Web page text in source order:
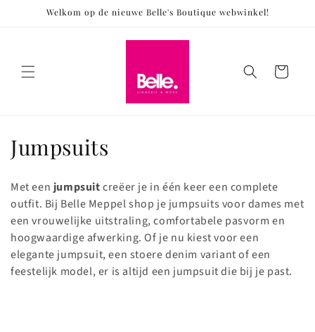
naar deWelkom op de nieuwe Belle's Boutique webwinkel!
Winkelwagen
C
l
l
e
c
Jumpsuits
Met een jumpsuitcreëer je in één keer een complete
outfit. Bij Belle Meppel shop je jumpsuits voor dames met
een vrouwelijke uitstraling, comfortabele pasvorm en
hoogwaardige afwerking. Of je nu kiest voor een
elegante jumpsuit, een stoere denim variant of een
feestelijk model, er is altijd een jumpsuit die bij je past.